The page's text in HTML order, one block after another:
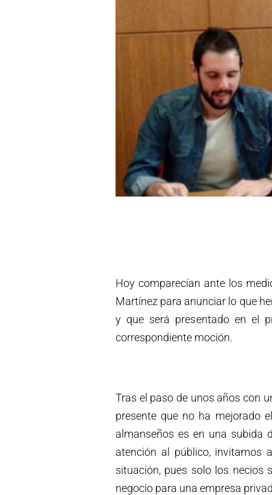
Hoy comparecían ante los
Martínez para anunciar lo que
y que será presentado en el
correspondiente moción.
Tras el paso de unos años con
presente que no ha mejorado
almanseños es en una subida
atención al público, invitamos
situación, pues solo los necios
negocio para una empresa